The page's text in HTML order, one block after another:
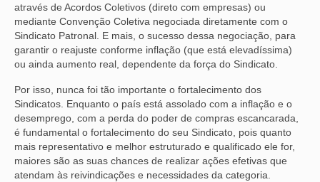
através de Acordos Coletivos (direto com empresas) ou
mediante Convenção Coletiva negociada diretamente com o
Sindicato Patronal. E mais, o sucesso dessa negociação, para
garantir o reajuste conforme inflação (que está elevadíssima)
ou ainda aumento real, dependente da força do Sindicato.
Por isso, nunca foi tão importante o fortalecimento dos
Sindicatos. Enquanto o país está assolado com a inflação e o
desemprego, com a perda do poder de compras escancarada,
é fundamental o fortalecimento do seu Sindicato, pois quanto
mais representativo e melhor estruturado e qualificado ele for,
maiores são as suas chances de realizar ações efetivas que
atendam às reivindicações e necessidades da categoria.